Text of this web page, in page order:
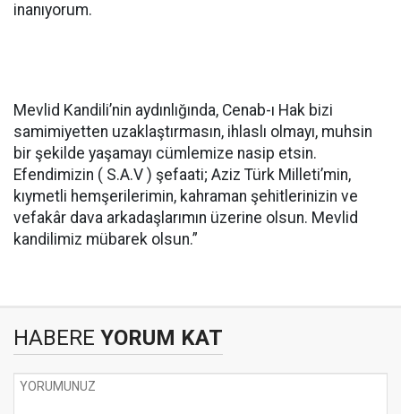
inanıyorum.
Mevlid Kandili’nin aydınlığında, Cenab-ı Hak bizi
samimiyetten uzaklaştırmasın, ihlaslı olmayı, muhsin
bir şekilde yaşamayı cümlemize nasip etsin.
Efendimizin ( S.A.V ) şefaati; Aziz Türk Milleti’min,
kıymetli hemşerilerimin, kahraman şehitlerinizin ve
vefakâr dava arkadaşlarımın üzerine olsun. Mevlid
kandilimiz mübarek olsun.”
HABERE YORUM KAT